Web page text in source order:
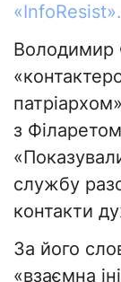
«InfoResist».
Володимир
з
службу
контакти
За його
«взаємна